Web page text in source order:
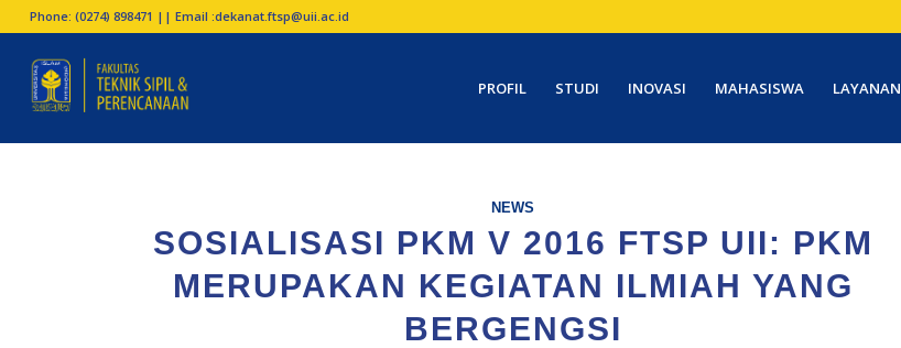
Phone: (0274) 898471 || Email :dekanat.ftsp@uii.ac.id
PROFIL STUDI INOVASI MAHASISWA LAYANAN
NEWS
SOSIALISASI PKM V 2016 FTSP UII: PKM
MERUPAKAN KEGIATAN ILMIAH YANG
BERGENGSI